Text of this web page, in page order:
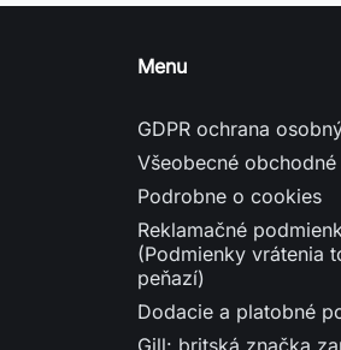
Menu
GDPR ochrana
Všeobecné
Podrobne o cookies
Reklamačné
(Podmienky vrátenia
peňazí)
Dodacie a platobné
Gill: britská značka